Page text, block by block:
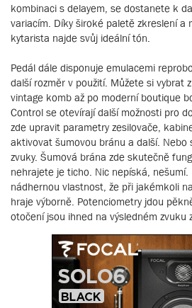
kombinaci s delayem, se dostanete k
variacím. Díky široké paletě zkreslení a
kytarista najde svůj ideální tón.
Pedál dále disponuje emulacemi
další rozměr v použití. Můžete si vybrat
vintage komb až po moderní boutique
Control se otevírají další možnosti pro
zde upravit parametry zesilovače,
aktivovat šumovou bránu a další. Nebo
zvuky. Šumová brána zde skutečně
nehrajete je ticho. Nic nepíská, nešumí.
nádhernou vlastnost, že při jakémkoli
hraje výborně. Potenciometry jdou
otočení jsou ihned na výsledném zvuku